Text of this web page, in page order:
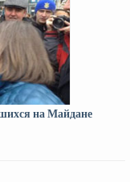
на Майдане